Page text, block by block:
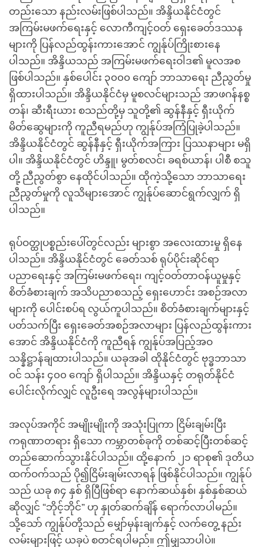
တည်းသော နည်းလမ်းဖြစ်ပါသည်။ အိန္ဒိယနိုင်ငံတွင်
အကြမ်းမဖက်ရေးနှင့် လောကီကျင့်ဝတ် ရှေးခေတ်ဒဿန
များကို ပြန်လည်ထွန်းကားအောင် ကျွန်ုပ်ကြိုးစားနေ
ပါသည်။ အိန္ဒိယသည် အကြမ်းမဖက်ရေးဝါဒ၏ မူလအစ
ဖြစ်ပါသည်။ နှစ်ပေါင်း ၃၀၀၀ ကျော် ဘာသာရေး ညီညွတ်မှု
ရှိထားပါသည်။ အိန္ဒိယနိုင်ငံမှ မူစလင်များသည် အာဖဂန်နစ္စ
တန်၊ ဆီးရီးယား စသည်တို့မှ သူတို့၏ ဆွန်နီနှင့် ရှီးယိုက်
မိတ်ဆွေများကို ကူညီရမည်ဟု ကျွန်ုပ်အကြံပြုခဲ့ပါသည်။
အိန္ဒိယနိုင်ငံတွင် ဆွန်နီနှင့် ရှီးယိုက်အကြား ပြဿနာများ မရှိ
ပါ။ အိန္ဒိယနိုင်ငံတွင် ဟိန္ဒူ၊ မွတ်စလင်၊ ခရစ်ယာန်၊ ပါစီ စသူ
တို့ ညီညွတ်စွာ နေထိုင်ပါသည်။ ထိုကဲ့သို့သော ဘာသာရေး
ညီညွတ်မှုကို လူသိများအောင် ကျွန်ုပ်ဆောင်ရွက်လျှက် ရှိ
ပါသည်။
ရုပ်ဝတ္ထုပစ္စည်းပေါ်တွင်လည်း များစွာ အလေးထားမှု ရှိနေ
ပါသည်။ အိန္ဒိယနိုင်ငံတွင် ခေတ်သစ် ရုပ်ပိုင်းဆိုင်ရာ
ပညာရေးနှင့် အကြမ်းမဖက်ရေး၊ ကျင့်ဝတ်တာဝန်ယူမှုနှင့်
စိတ်ခံစားချက် အသိပညာစသည့် ရှေးဟောင်း အစဉ်အလာ
များကို ပေါင်းစပ်ရ လွယ်ကူပါသည်။ စိတ်ခံစားချက်များနှင့်
ပတ်သက်ပြီး ရှေးခေတ်အစဉ်အလာများ ပြန်လည်ထွန်းကား
အောင် အိန္ဒိယနိုင်ငံကို ကူညီရန် ကျွန်ုပ်အပြည့်အဝ
သန္နိဋ္ဌာန်ချထားပါသည်။ ယခုအခါ ထိုနိုင်ငံတွင် ဗုဒ္ဓဘာသာ
ဝင် သန်း ၄၀၀ ကျော် ရှိပါသည်။ အိန္ဒိယနှင့် တရုတ်နိုင်ငံ
ပေါင်းလိုက်လျှင် လူဦးရေ အလွန်များပါသည်။
အလုပ်အကိုင် အမျိုးမျိုးကို အသုံးပြုကာ ငြိမ်းချမ်းပြီး
ကရုဏာတရား ရှိသော ကမ္ဘာတစ်ခုကို တစ်ဆင့်ပြီးတစ်ဆင့်
တည်ဆောက်သွားနိုင်ပါသည်။ ထို့နောက် ၂၁ ရာစု၏ ဒုတိယ
ထက်ဝက်သည် ပို၍ငြိမ်းချမ်းလာရန် ဖြစ်နိုင်ပါသည်။ ကျွန်ုပ်
သည် ယခု ၈၄ နှစ် ရှိပြီဖြစ်ရာ နောက်ဆယ်နှစ်၊ နှစ်နှစ်ဆယ်
ဆိုလျှင် “ဘိုင့်ဘိုင်” ဟု နှုတ်ဆက်ချိန် ရောက်လာပါမည်။
သို့သော် ကျွန်ုပ်တို့သည် မျှော်မှန်းချက်နှင့် လက်တွေ့ နည်း
လမ်းများဖြင့် ယခုပဲ စတင်ရပါမည်။ ဤမျှသာပါပဲ။